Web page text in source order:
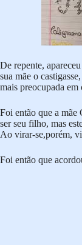
De repente,
sua mãe o
mais preocupada em
Foi então que a mãe
ser seu filho, mas
Ao virar-se,porém,
Foi então que